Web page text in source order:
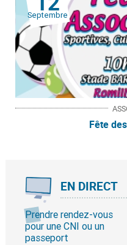
Septembre
Fête
EN DIRECT
Prendre rendez-vous
pour une CNI ou un
passeport